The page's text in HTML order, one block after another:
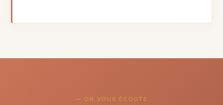
— ON VOUS ÉCOUTE